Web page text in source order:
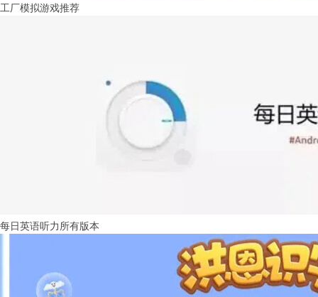
工厂模拟游戏推荐
每日英语听力所有版本